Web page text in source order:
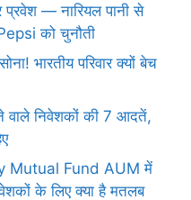
प्रवेश — नारियल पानी से
को चुनौती
भारतीय परिवार क्यों बेच
वाले निवेशकों की 7 आदतें,
Mutual Fund AUM में
के लिए क्या है मतलब